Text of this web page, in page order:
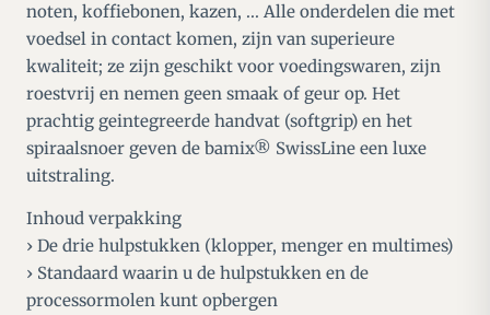
noten, koffiebonen, kazen, ... Alle onderdelen die met
voedsel in contact komen, zijn van superieure
kwaliteit; ze zijn geschikt voor voedingswaren, zijn
roestvrij en nemen geen smaak of geur op. Het
prachtig geintegreerde handvat (softgrip) en het
spiraalsnoer geven de bamix® SwissLine een luxe
uitstraling.
Inhoud verpakking
› De drie hulpstukken (klopper, menger en multimes)
› Standaard waarin u de hulpstukken en de
processormolen kunt opbergen